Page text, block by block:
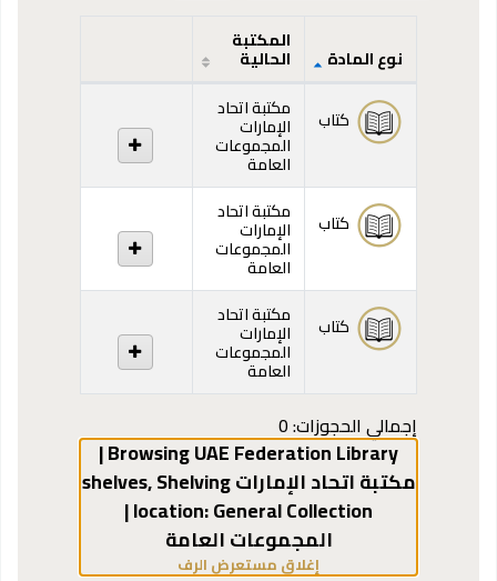
المقتنيات
نوع المادة
المكتبة
الحالية
كتاب مكتبة اتحاد
الإمارات
المجموعات
العامة
كتاب
مكتبة اتحاد
الإمارات
المجموعات
العامة
كتاب
مكتبة اتحاد
الإمارات
المجموعات
العامة
إجمالي الحجوزات: 0
Browsing UAE Federation Library |
مكتبة اتحاد الإمارات shelves ,Shelving
location:
General Collection |
المجموعات العامة
إغلاق مستعرض الرف